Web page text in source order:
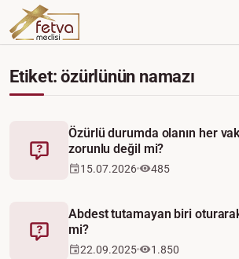
Etiket: özürlünün namazı
Fetva
Özürlü durumda olanın her
zorunlu değil mi?
15.07.2026 485
Fetva
Abdest tutamayan biri
mi?
22.09.2025 1.850